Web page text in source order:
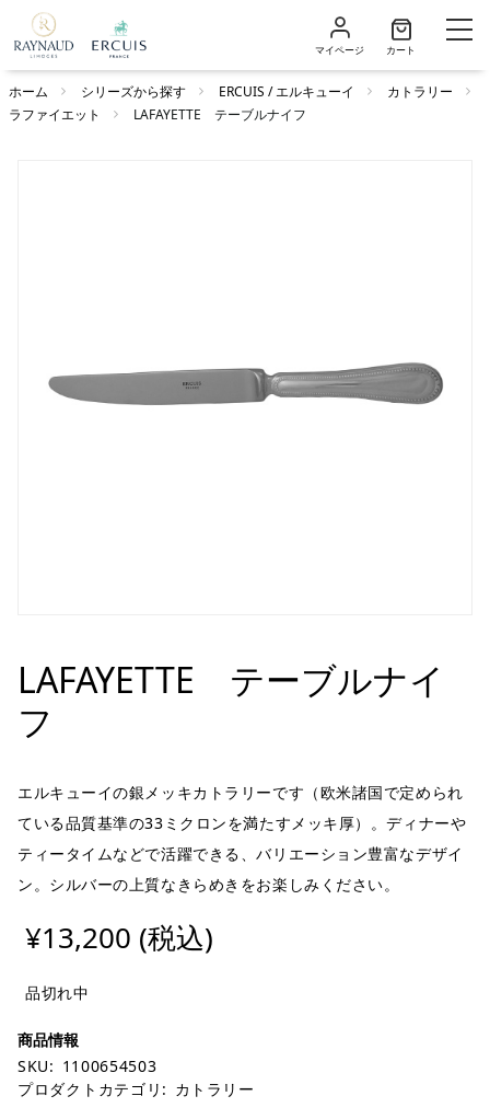
マイページ カート
ホーム シリーズから探す ERCUIS / エルキューイ
カトラリー
ラファイエット
LAFAYETTE テーブルナイフ
LAFAYETTE テーブルナイ
フ
エルキューイの銀メッキカトラリーです（欧米諸国で定められ
ている品質基準の33ミクロンを満たすメッキ厚）。ディナーや
ティータイムなどで活躍できる、バリエーション豊富なデザイ
ン。シルバーの上質なきらめきをお楽しみください。
¥13,200 (税込)
品切れ中
SKU: 1100654503
プロダクトカテゴリ: カトラリー